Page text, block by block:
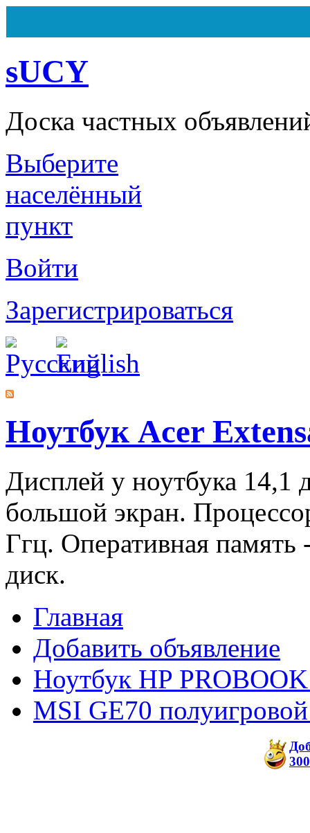
sUCY
Доска частных
Выберите
населённый
пункт
Войти
Зарегистрироваться
Ноутбук Acer
Дисплей у ноутбука 14,1
большой экран.
Ггц. Оперативная память
диск.
Главная
Добавить объявление
Ноутбук HP
MSI GE70